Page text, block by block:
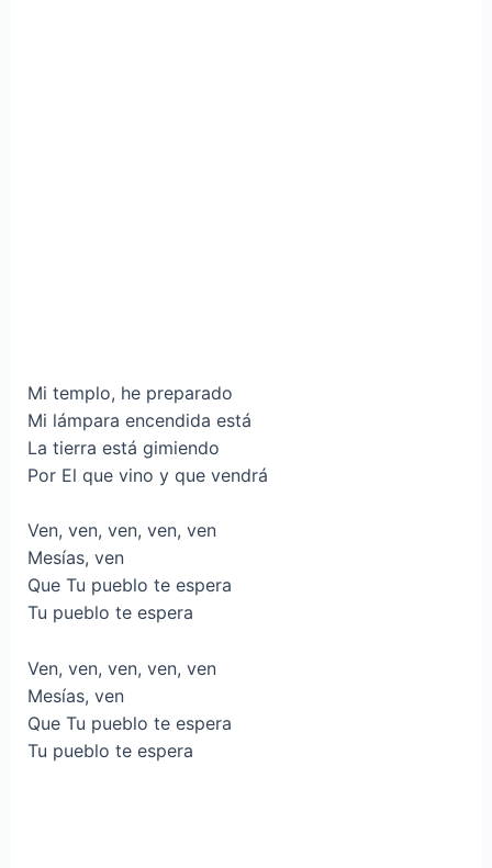
Mi templo, he preparado
Mi lámpara encendida está
La tierra está gimiendo
Por El que vino y que vendrá
Ven, ven, ven, ven, ven
Mesías, ven
Que Tu pueblo te espera
Tu pueblo te espera
Ven, ven, ven, ven, ven
Mesías, ven
Que Tu pueblo te espera
Tu pueblo te espera